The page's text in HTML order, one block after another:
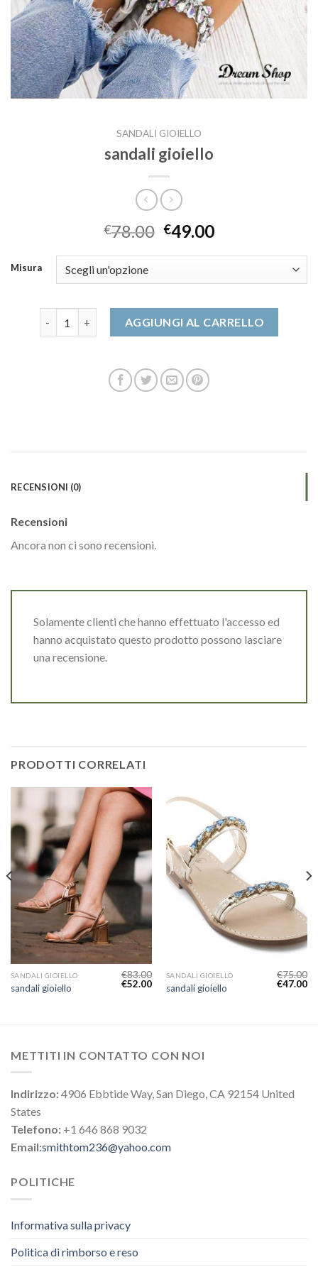
SANDALI GIOIELLO
sandali gioiello
€78.00 €49.00
Misura
AGGIUNGI AL CARRELLO
RECENSIONI (0)
Recensioni
Ancora non ci sono recensioni.
Solamente clienti che hanno effettuato l'accesso ed
hanno acquistato questo prodotto possono lasciare
una recensione.
PRODOTTI CORRELATI
SANDALI GIOIELLO
sandali gioiello
€83.00
€52.00
SANDALI GIOIELLO
sandali gioiello
€75.00
€47.00
METTITI IN CONTATTO CON NOI
Indirizzo:4906 Ebbtide Way, San Diego, CA 92154 United
States
Telefono: +1 646 868 9032
Email:smithtom236@yahoo.com
POLITICHE
Informativa sulla privacy
Politica di rimborso e reso